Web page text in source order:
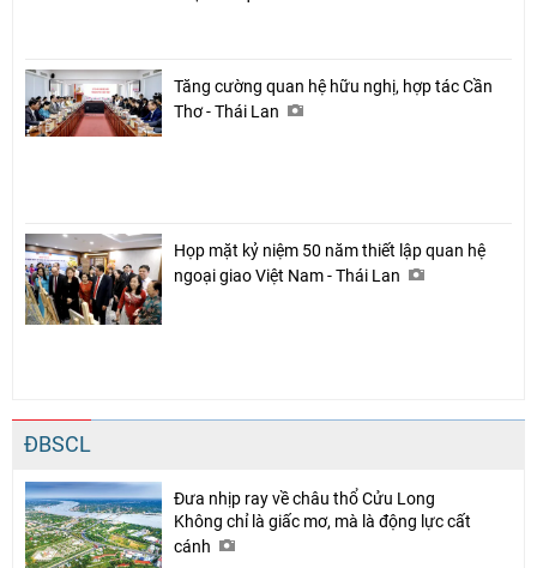
Facebook
Tăng cường quan hệ hữu nghị, hợp tác Cần
Thơ - Thái Lan
Họp mặt kỷ niệm 50 năm thiết lập quan hệ
ngoại giao Việt Nam - Thái Lan
ĐBSCL
Đưa nhịp ray về châu thổ Cửu Long
Không chỉ là giấc mơ, mà là động lực cất
cánh